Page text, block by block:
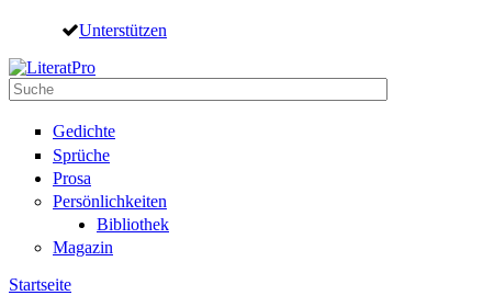
Direkt zum Inhalt
Unterstützen
Suche
Gedichte
Sprüche
Prosa
Persönlichkeiten
Bibliothek
Magazin
Startseite